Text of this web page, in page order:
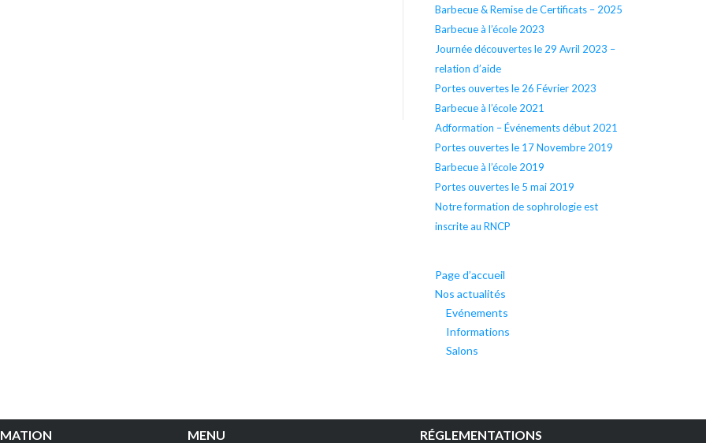
Barbecue & Remise de Certificats – 2025
Barbecue à l’école 2023
Journée découvertes le 29 Avril 2023 –
relation d’aide
Portes ouvertes le 26 Février 2023
Barbecue à l’école 2021
Adformation – Événements début 2021
Portes ouvertes le 17 Novembre 2019
Barbecue à l’école 2019
Portes ouvertes le 5 mai 2019
Notre formation de sophrologie est
inscrite au RNCP
Page d’accueil
Nos actualités
Evénements
Informations
Salons
MENU RÉGLEMENTATIONS